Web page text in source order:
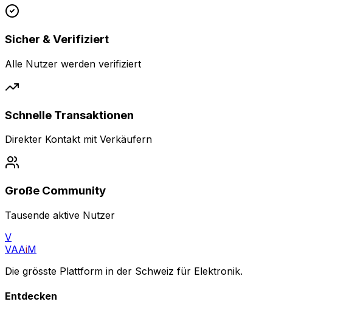
Sicher & Verifiziert
Alle Nutzer werden verifiziert
Schnelle Transaktionen
Direkter Kontakt mit Verkäufern
Große Community
Tausende aktive Nutzer
V
VAAiM
Die grösste Plattform in der Schweiz für Elektronik.
Entdecken